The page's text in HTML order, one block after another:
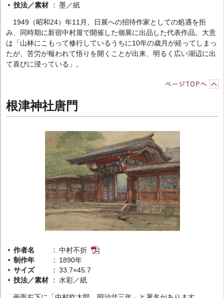
技法／素材
墨／紙
1949（昭和24）年11月、日展への招待作家としての処遇を拒
み、同時期に新宿中村屋で開催した個展に出品した代表作品。大意
は「山林にこもって修行しているうちに10年の歳月が経ってしまっ
たが、苦労が報われて悟りを開くことが出来、明るく広い湖辺に出
て喜びに浸っている」。
根津神社唐門
作者名
中村不折
制作年
1890年
サイズ
33.7×45.7
技法／素材
水彩／紙